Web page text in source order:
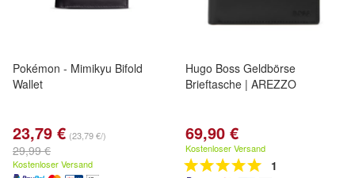
Pokémon - Mimikyu Bifold
Wallet
23,79 € (23,79 €/)
29,99 €
Kostenloser Versand
Hugo Boss Geldbörse
Brieftasche | AREZZO
69,90 €
Kostenloser Versand
1